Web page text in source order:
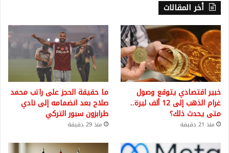
أخر المقالات
خبير اقتصادي يتوقع وصول
غرام الذهب إلى 12 ألف ليرة..
متى يحدث ذلك؟
منذ 21 دقيقة
ما حقيقة الحجز على راتب محمد
صلاح بعد انضمامه إلى نادي
طرابزون سبور التركي
منذ 29 دقيقة